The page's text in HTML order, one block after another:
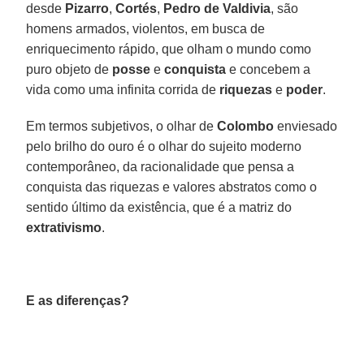
desde Pizarro,Cortés, Pedro de Valdivia, são
homens armados, violentos, em busca de
enriquecimento rápido, que olham o mundo como
puro objeto de posse econquista e concebem a
vida como uma infinita corrida de riquezas e poder.
Em termos subjetivos, o olhar deColombo enviesado
pelo brilho do ouro é o olhar do sujeito moderno
contemporâneo, da racionalidade que pensa a
conquista das riquezas e valores abstratos como o
sentido último da existência, que é a matriz do
extrativismo.
E as diferenças?